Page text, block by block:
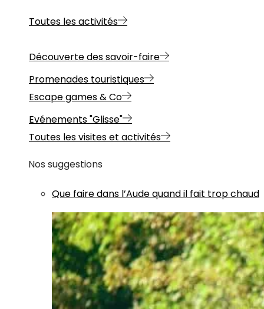
Toutes les activités
Découverte des savoir-faire
Promenades touristiques
Escape games & Co
Evénements "Glisse"
Toutes les visites et activités
Nos suggestions
Que faire dans l’Aude quand il fait trop chaud